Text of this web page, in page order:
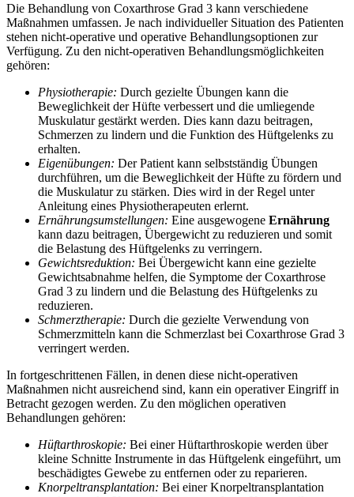
Die Behandlung von Coxarthrose Grad 3 kann verschiedene
Maßnahmen umfassen. Je nach individueller Situation des Patienten
stehen nicht-operative und operative Behandlungsoptionen zur
Verfügung. Zu den nicht-operativen Behandlungsmöglichkeiten
gehören:
Physiotherapie: Durch gezielte Übungen kann die
Beweglichkeit der Hüfte verbessert und die umliegende
Muskulatur gestärkt werden. Dies kann dazu beitragen,
Schmerzen zu lindern und die Funktion des Hüftgelenks zu
erhalten.
Eigenübungen: Der Patient kann selbstständig Übungen
durchführen, um die Beweglichkeit der Hüfte zu fördern und
die Muskulatur zu stärken. Dies wird in der Regel unter
Anleitung eines Physiotherapeuten erlernt.
Ernährungsumstellungen: Eine ausgewogene Ernährung
kann dazu beitragen, Übergewicht zu reduzieren und somit
die Belastung des Hüftgelenks zu verringern.
Gewichtsreduktion: Bei Übergewicht kann eine gezielte
Gewichtsabnahme helfen, die Symptome der Coxarthrose
Grad 3 zu lindern und die Belastung des Hüftgelenks zu
reduzieren.
Schmerztherapie: Durch die gezielte Verwendung von
Schmerzmitteln kann die Schmerzlast bei Coxarthrose Grad 3
verringert werden.
In fortgeschrittenen Fällen, in denen diese nicht-operativen
Maßnahmen nicht ausreichend sind, kann ein operativer Eingriff in
Betracht gezogen werden. Zu den möglichen operativen
Behandlungen gehören:
Hüftarthroskopie: Bei einer Hüftarthroskopie werden über
kleine Schnitte Instrumente in das Hüftgelenk eingeführt, um
beschädigtes Gewebe zu entfernen oder zu reparieren.
Knorpeltransplantation: Bei einer Knorpeltransplantation